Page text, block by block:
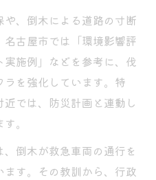
、倒木による道路の寸断
古屋市では「環境影響評
施例」などを参考に、伐
を強化しています。特
では、防災計画と連動し
。
倒木が救急車両の通行を
す。その教訓から、行政